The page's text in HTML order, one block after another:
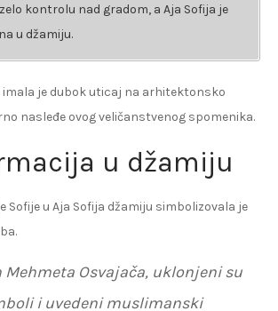
kontrolu nad gradom, a Aja Sofija je
u džamiju.
imala je dubok uticaj na arhitektonsko
nasleđe ovog veličanstvenog spomenika.
u džamiju
Sofije u Aja Sofija džamiju simbolizovala je
Mehmeta Osvajača, uklonjeni su
i uvedeni muslimanski